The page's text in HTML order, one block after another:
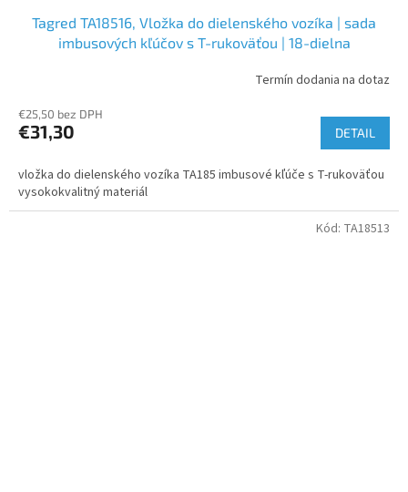
Tagred TA18516, Vložka do dielenského vozíka | sada
imbusových kľúčov s T-rukoväťou | 18-dielna
Termín dodania na dotaz
€25,50 bez DPH
€31,30 DETAIL
vložka do dielenského vozíka TA185 imbusové kľúče s T-rukoväťou
vysokokvalitný materiál
Kód: TA18513